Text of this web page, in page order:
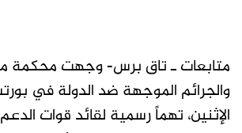
متابعات ـ تاق برس- وجهت محكمة
والجرائم الموجهة ضد الدولة في
الإثنين، تهماً رسمية لقائد قوات